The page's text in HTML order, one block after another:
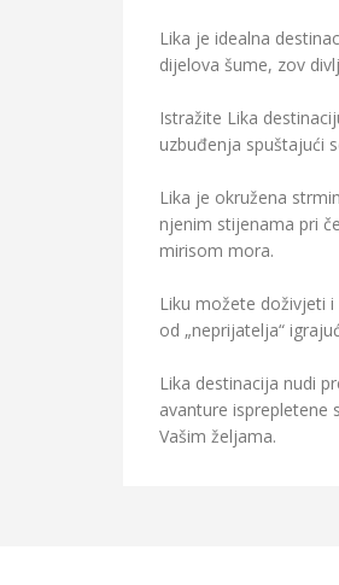
Lika je idealna
dijelova šume, zov
Istražite Lika
uzbuđenja spuštajući
Lika je okružena
njenim stijenama pri
mirisom mora.
Liku možete doživjeti
od „neprijatelja“
Lika destinacija nudi
avanture isprepletene
Vašim željama.